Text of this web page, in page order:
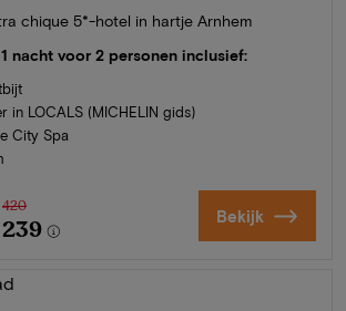
chique 5*-hotel in hartje Arnhem
1 nacht voor 2 personen inclusief:
in LOCALS (MICHELIN gids)
City Spa
420
239 Bekijk